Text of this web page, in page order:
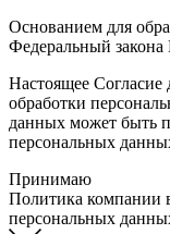
Основанием для
Федеральный
Настоящее Согласие
обработки
данных может быть
персональных
Принимаю
Политика компании
персональных